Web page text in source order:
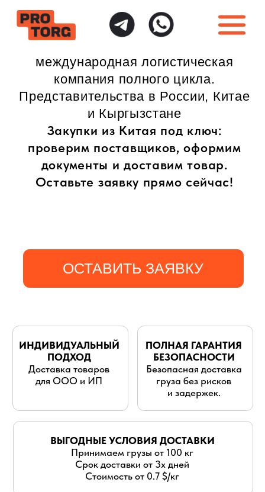
Представительства в России, Китае
и Кыргызстане
Закупки из Китая под ключ:
проверим поставщиков, оформим
документы и доставим товар.
Оставьте заявку прямо сейчас!
ОСТАВИТЬ ЗАЯВКУ
Срок доставки от 3х дней
Стоимость от 0.7 $/кг
Безопасная доставка
груза без рисков
Доставка товаров
для ООО и ИП